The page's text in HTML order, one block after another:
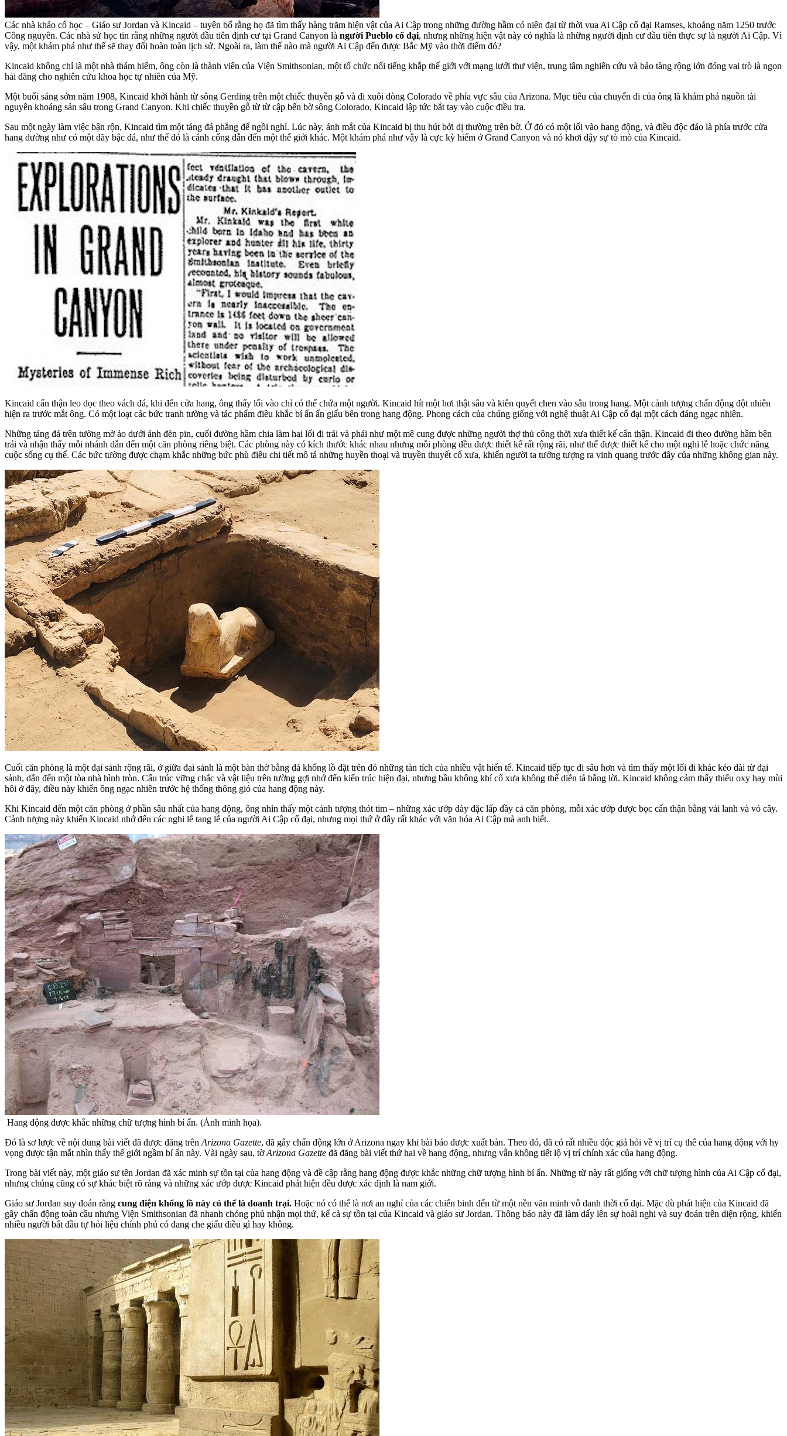
Các nhà khảo cổ học – Giáo sư Jordan và Kincaid – tuyên bố rằng họ đã tìm thấy hàng trăm hiện vật của Ai Cập trong những đường hầm có niên đại từ thời vua Ai Cập cổ đại Ramses, khoảng năm 1250 trước
Công nguyên. Các nhà sử học tin rằng những người đầu tiên định cư tại Grand Canyon là người Pueblo cổ đại, nhưng những hiện vật này có nghĩa là những người định cư đầu tiên thực sự là người Ai Cập. Vì
vậy, một khám phá như thế sẽ thay đổi hoàn toàn lịch sử. Ngoài ra, làm thế nào mà người Ai Cập đến được Bắc Mỹ vào thời điểm đó?
Kincaid không chỉ là một nhà thám hiểm, ông còn là thành viên của Viện Smithsonian, một tổ chức nổi tiếng khắp thế giới với mạng lưới thư viện, trung tâm nghiên cứu và bảo tàng rộng lớn đóng vai trò là ngọn
hải đăng cho nghiên cứu khoa học tự nhiên của Mỹ.
Một buổi sáng sớm năm 1908, Kincaid khởi hành từ sông Gerding trên một chiếc thuyền gỗ và đi xuôi dòng Colorado về phía vực sâu của Arizona. Mục tiêu của chuyến đi của ông là khám phá nguồn tài
nguyên khoáng sản sâu trong Grand Canyon. Khi chiếc thuyền gỗ từ từ cập bến bờ sông Colorado, Kincaid lập tức bắt tay vào cuộc điều tra.
Sau một ngày làm việc bận rộn, Kincaid tìm một tảng đá phẳng để ngồi nghỉ. Lúc này, ánh mắt của Kincaid bị thu hút bởi dị thường trên bờ. Ở đó có một lối vào hang động, và điều độc đáo là phía trước cửa
hang dường như có một dãy bậc đá, như thể đó là cánh cổng dẫn đến một thế giới khác. Một khám phá như vậy là cực kỳ hiếm ở Grand Canyon và nó khơi dậy sự tò mò của Kincaid.
Kincaid cẩn thận leo dọc theo vách đá, khi đến cửa hang, ông thấy lối vào chỉ có thể chứa một người. Kincaid hít một hơi thật sâu và kiên quyết chen vào sâu trong hang. Một cảnh tượng chấn động đột nhiên
hiện ra trước mắt ông. Có một loạt các bức tranh tường và tác phẩm điêu khắc bí ẩn ẩn giấu bên trong hang động. Phong cách của chúng giống với nghệ thuật Ai Cập cổ đại một cách đáng ngạc nhiên.
Những tảng đá trên tường mờ ảo dưới ánh đèn pin, cuối đường hầm chia làm hai lối đi trái và phải như một mê cung được những người thợ thủ công thời xưa thiết kế cẩn thận. Kincaid đi theo đường hầm bên
trái và nhận thấy mỗi nhánh dẫn đến một căn phòng riêng biệt. Các phòng này có kích thước khác nhau nhưng mỗi phòng đều được thiết kế rất rộng rãi, như thể được thiết kế cho một nghi lễ hoặc chức năng
cuộc sống cụ thể. Các bức tường được chạm khắc những bức phù điêu chi tiết mô tả những huyền thoại và truyền thuyết cổ xưa, khiến người ta tưởng tượng ra vinh quang trước đây của những không gian này.
Cuối căn phòng là một đại sảnh rộng rãi, ở giữa đại sảnh là một bàn thờ bằng đá khổng lồ đặt trên đó những tàn tích của nhiều vật hiến tế. Kincaid tiếp tục đi sâu hơn và tìm thấy một lối đi khác kéo dài từ đại
sảnh, dẫn đến một tòa nhà hình tròn. Cấu trúc vững chắc và vật liệu trên tường gợi nhớ đến kiến trúc hiện đại, nhưng bầu không khí cổ xưa không thể diễn tả bằng lời. Kincaid không cảm thấy thiếu oxy hay mùi
hôi ở đây, điều này khiến ông ngạc nhiên trước hệ thống thông gió của hang động này.
Khi Kincaid đến một căn phòng ở phần sâu nhất của hang động, ông nhìn thấy một cảnh tượng thót tim – những xác ướp dày đặc lấp đầy cả căn phòng, mỗi xác ướp được bọc cẩn thận bằng vải lanh và vỏ cây.
Cảnh tượng này khiến Kincaid nhớ đến các nghi lễ tang lễ của người Ai Cập cổ đại, nhưng mọi thứ ở đây rất khác với văn hóa Ai Cập mà anh biết.
Hang động được khắc những chữ tượng hình bí ẩn. (Ảnh minh họa).
Đó là sơ lược về nội dung bài viết đã được đăng trên Arizona Gazette, đã gây chấn động lớn ở Arizona ngay khi bài báo được xuất bản. Theo đó, đã có rất nhiều độc giả hỏi về vị trí cụ thể của hang động với hy
vọng được tận mắt nhìn thấy thế giới ngầm bí ẩn này. Vài ngày sau, tờArizona Gazette đã đăng bài viết thứ hai về hang động, nhưng vẫn không tiết lộ vị trí chính xác của hang động.
Trong bài viết này, một giáo sư tên Jordan đã xác minh sự tồn tại của hang động và đề cập rằng hang động được khắc những chữ tượng hình bí ẩn. Những từ này rất giống với chữ tượng hình của Ai Cập cổ đại,
nhưng chúng cũng có sự khác biệt rõ ràng và những xác ướp được Kincaid phát hiện đều được xác định là nam giới.
Giáo sư Jordan suy đoán rằng cung điện khổng lồ này có thể là doanh trại. Hoặc nó có thể là nơi an nghỉ của các chiến binh đến từ một nền văn minh vô danh thời cổ đại. Mặc dù phát hiện của Kincaid đã
gây chấn động toàn cầu nhưng Viện Smithsonian đã nhanh chóng phủ nhận mọi thứ, kể cả sự tồn tại của Kincaid và giáo sư Jordan. Thông báo này đã làm dấy lên sự hoài nghi và suy đoán trên diện rộng, khiến
nhiều người bắt đầu tự hỏi liệu chính phủ có đang che giấu điều gì hay không.